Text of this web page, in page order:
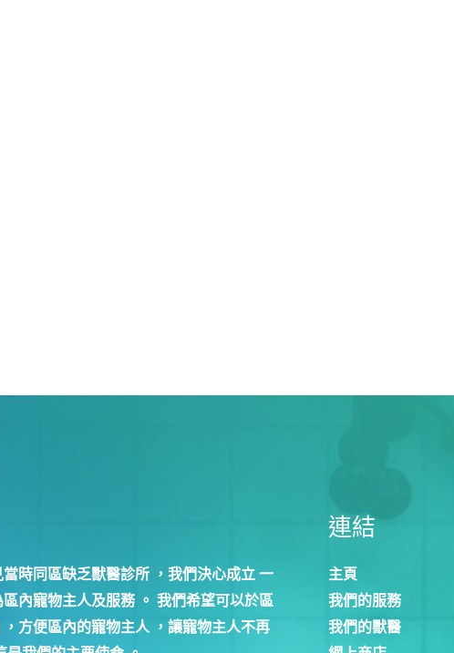
時同區缺乏獸醫診所 ，我們決心成立 一
內寵物主人及服務 。 我們希望可以於區
方便區內的寵物主人 ，讓寵物主人不再
連結
主頁
我們的服務
我們的獸醫